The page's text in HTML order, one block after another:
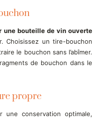
une bouteille de vin ouverte
Choisissez un tire-bouchon
le bouchon sans l’abîmer.
de bouchon dans le
propre
conservation optimale,